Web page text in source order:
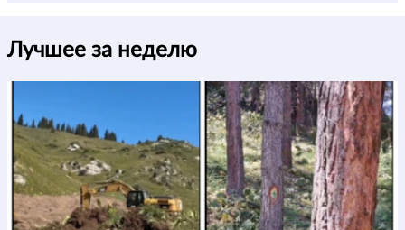
Лучшее за неделю